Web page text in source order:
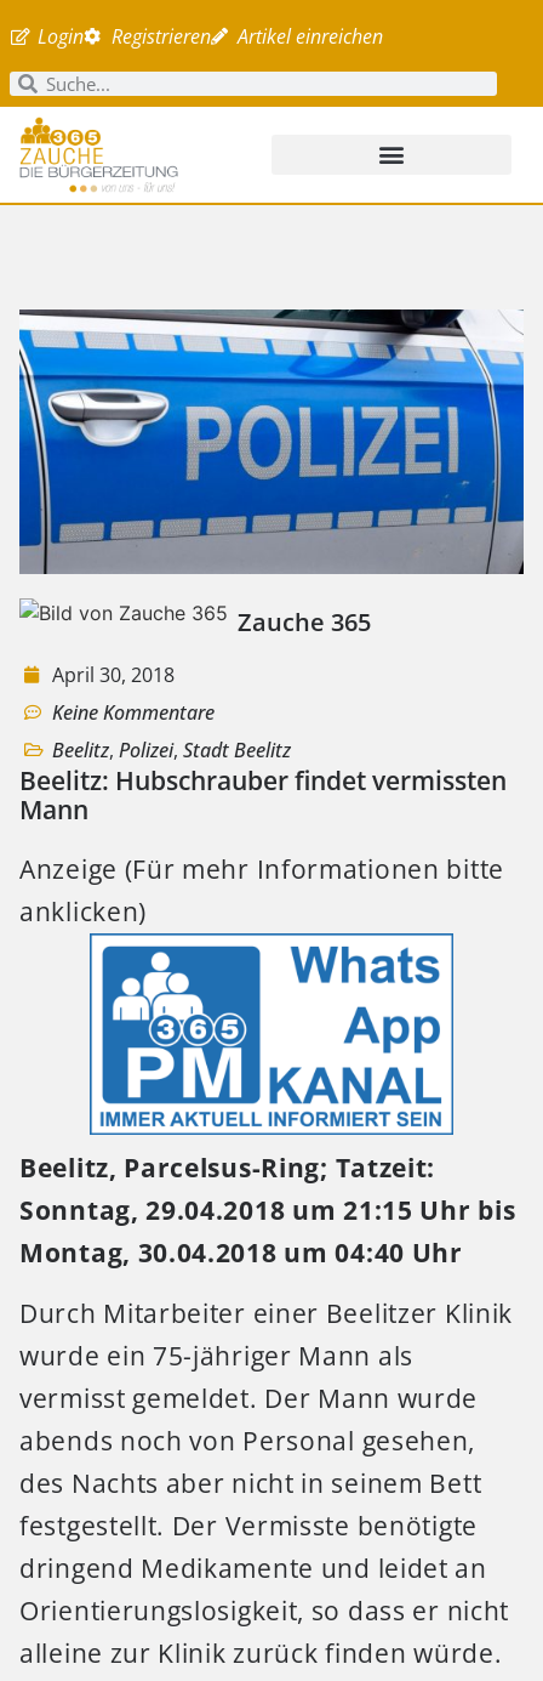
Login Registrieren Artikel einreichen
Zauche 365
April 30, 2018
Keine Kommentare
Beelitz, Polizei, Stadt Beelitz
Beelitz: Hubschrauber findet vermissten
Mann
Anzeige (Für mehr Informationen bitte
anklicken)
Beelitz, Parcelsus-Ring; Tatzeit:
Sonntag, 29.04.2018 um 21:15 Uhr bis
Montag, 30.04.2018 um 04:40 Uhr
Durch Mitarbeiter einer Beelitzer Klinik
wurde ein 75-jähriger Mann als
vermisst gemeldet. Der Mann wurde
abends noch von Personal gesehen,
des Nachts aber nicht in seinem Bett
festgestellt. Der Vermisste benötigte
dringend Medikamente und leidet an
Orientierungslosigkeit, so dass er nicht
alleine zur Klinik zurück finden würde.